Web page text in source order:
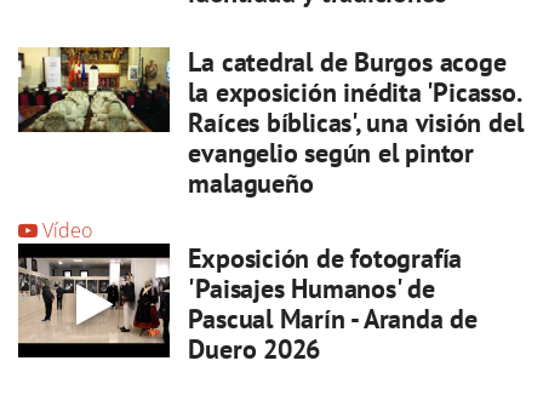
La catedral de Burgos acoge
la exposición inédita 'Picasso.
Raíces bíblicas', una visión del
evangelio según el pintor
malagueño
Vídeo
Exposición de fotografía
'Paisajes Humanos' de
Pascual Marín - Aranda de
Duero 2026